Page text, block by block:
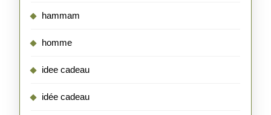
hammam
homme
idee cadeau
idée cadeau